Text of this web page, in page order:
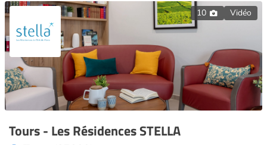
10 Vidéo
Tours - Les Résidences STELLA